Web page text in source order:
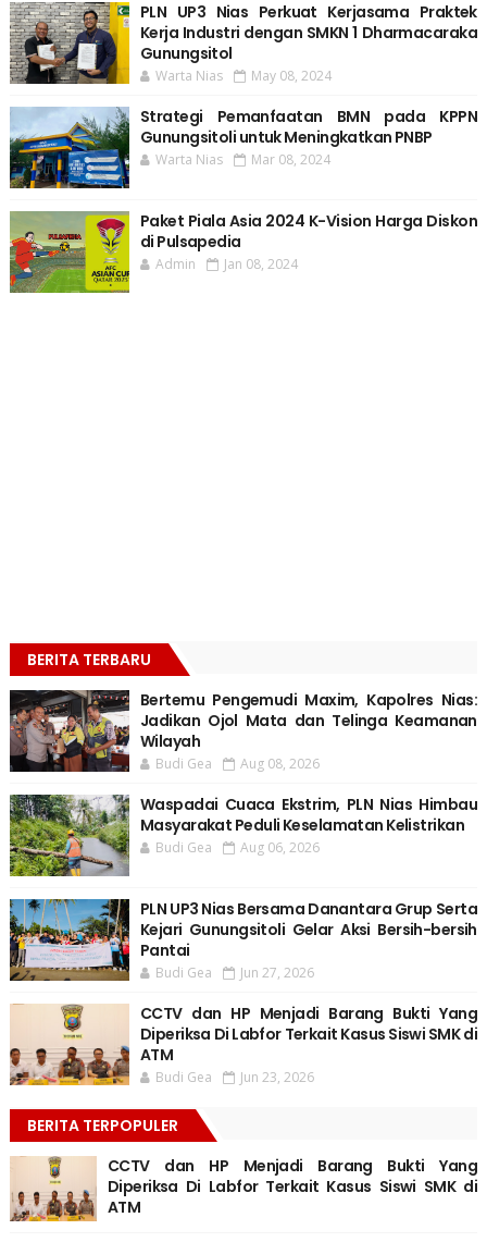
PLN UP3 Nias Perkuat Kerjasama Praktek
Kerja Industri dengan SMKN 1 Dharmacaraka
Gunungsitol
Warta Nias May 08, 2024
Strategi Pemanfaatan BMN pada KPPN
Gunungsitoli untuk Meningkatkan PNBP
Warta Nias Mar 08, 2024
Paket Piala Asia 2024 K-Vision Harga Diskon
di Pulsapedia
Admin Jan 08, 2024
BERITA TERBARU
Bertemu Pengemudi Maxim, Kapolres Nias:
Jadikan Ojol Mata dan Telinga Keamanan
Wilayah
Budi Gea Aug 08, 2026
Waspadai Cuaca Ekstrim, PLN Nias Himbau
Masyarakat Peduli Keselamatan Kelistrikan
Budi Gea Aug 06, 2026
PLN UP3 Nias Bersama Danantara Grup Serta
Kejari Gunungsitoli Gelar Aksi Bersih-bersih
Pantai
Budi Gea Jun 27, 2026
CCTV dan HP Menjadi Barang Bukti Yang
Diperiksa Di Labfor Terkait Kasus Siswi SMK di
ATM
Budi Gea Jun 23, 2026
BERITA TERPOPULER
CCTV dan HP Menjadi Barang Bukti Yang
Diperiksa Di Labfor Terkait Kasus Siswi SMK di
ATM